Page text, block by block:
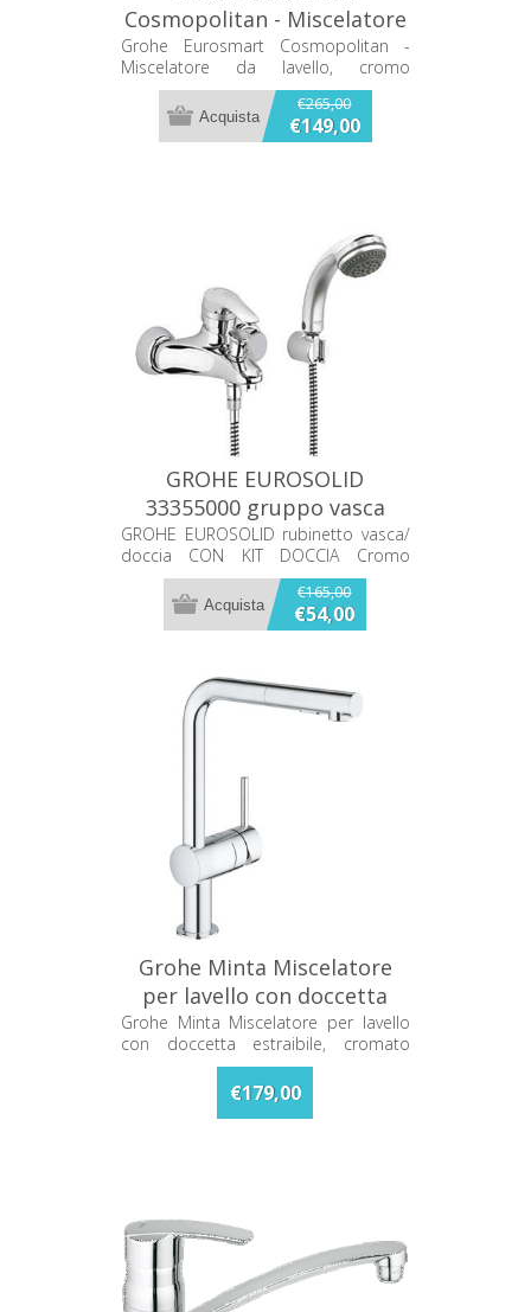
Cosmopolitan - Miscelatore
da lavello, cromo 32843002
Grohe Eurosmart Cosmopolitan -
Miscelatore da lavello, cromo
32843002
€265,00
€149,00
GROHE EUROSOLID
33355000 gruppo vasca
doccia CON KIT DOCCIA
GROHE EUROSOLID rubinetto vasca/
doccia CON KIT DOCCIA Cromo
CODICE = 33355000
€165,00
€54,00
Grohe Minta Miscelatore
per lavello con doccetta
estraibile cromato
30274000
Grohe Minta Miscelatore per lavello
con doccetta estraibile, cromato
€179,00